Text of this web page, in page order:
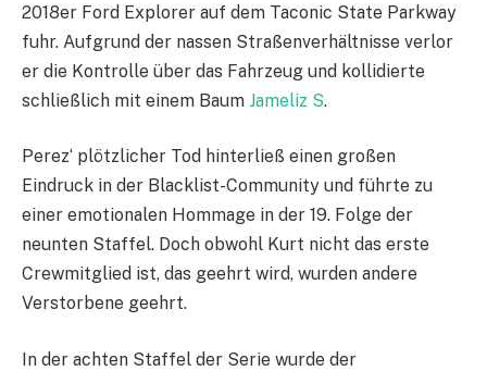
2018er Ford Explorer auf dem Taconic State Parkway
fuhr. Aufgrund der nassen Straßenverhältnisse verlor
er die Kontrolle über das Fahrzeug und kollidierte
schließlich mit einem Baum Jameliz S.
Perez‘ plötzlicher Tod hinterließ einen großen
Eindruck in der Blacklist-Community und führte zu
einer emotionalen Hommage in der 19. Folge der
neunten Staffel. Doch obwohl Kurt nicht das erste
Crewmitglied ist, das geehrt wird, wurden andere
Verstorbene geehrt.
In der achten Staffel der Serie wurde der